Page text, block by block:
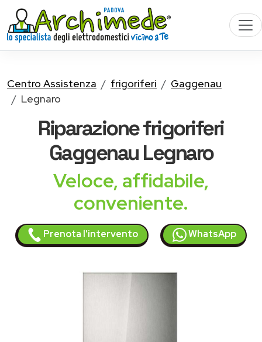
Centro Assistenza frigoriferi
Gaggenau
Legnaro
Riparazionefrigoriferi
Gaggenau Legnaro
Veloce, affidabile,
conveniente.
Prenota l'intervento WhatsApp